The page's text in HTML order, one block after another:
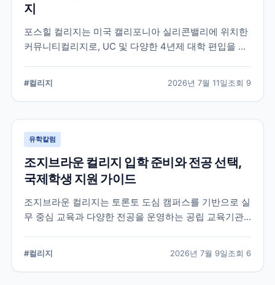
지
포스힐 컬리지는 미국 캘리포니아 실리콘밸리에 위치한
커뮤니티컬리지로, UC 및 다양한 4년제 대학 편입을 목
으로 입학 준비에 필요한 내용을 정리했습니다.
#컬리지 2026년 7월 11일조회 9
유학칼럼
조지브라운 컬리지 입학 준비와 전공 선택,
국제학생 지원 가이드
조지브라운 컬리지는 토론토 도심 캠퍼스를 기반으로 실
무 중심 교육과 다양한 전공을 운영하는 공립 교육기관
#컬리지 2026년 7월 9일조회 6